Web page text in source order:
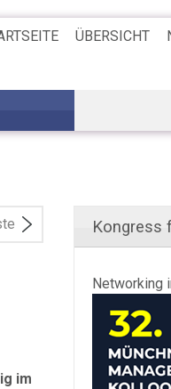
ÜBERSICHT
im
Kongress
Networking